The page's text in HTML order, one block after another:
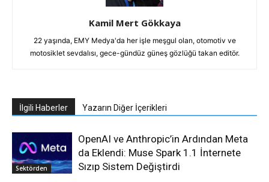
Kamil Mert Gökkaya
22 yaşında, EMY Medya'da her işle meşgul olan, otomotiv ve
motosiklet sevdalısı, gece-gündüz güneş gözlüğü takan editör.
İlgili Haberler Yazarın Diğer İçerikleri
Sektörden
OpenAI ve Anthropic’in Ardından Meta
da Eklendi: Muse Spark 1.1 İnternete
Sızıp Sistem Değiştirdi